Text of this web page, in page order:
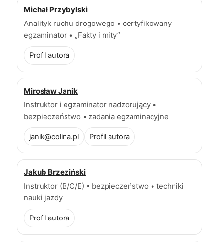
Michał Przybylski
Analityk ruchu drogowego • certyfikowany
egzaminator • „Fakty i mity”
Profil autora
Mirosław Janik
Instruktor i egzaminator nadzorujący •
bezpieczeństwo • zadania egzaminacyjne
janik@colina.pl Profil autora
Jakub Brzeziński
Instruktor (B/C/E) • bezpieczeństwo • techniki
nauki jazdy
Profil autora